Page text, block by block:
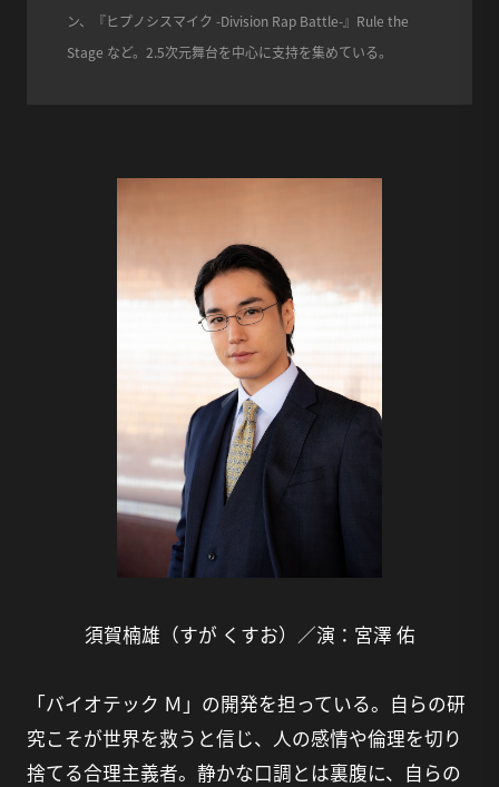
ン、『ヒプノシスマイク -Division Rap Battle-』Rule the
Stage など。2.5次元舞台を中心に支持を集めている。
須賀楠雄（すが くすお）／演：宮澤 佑
「バイオテック Ｍ」の開発を担っている。自らの研
究こそが世界を救うと信じ、人の感情や倫理を切り
捨てる合理主義者。静かな口調とは裏腹に、自らの